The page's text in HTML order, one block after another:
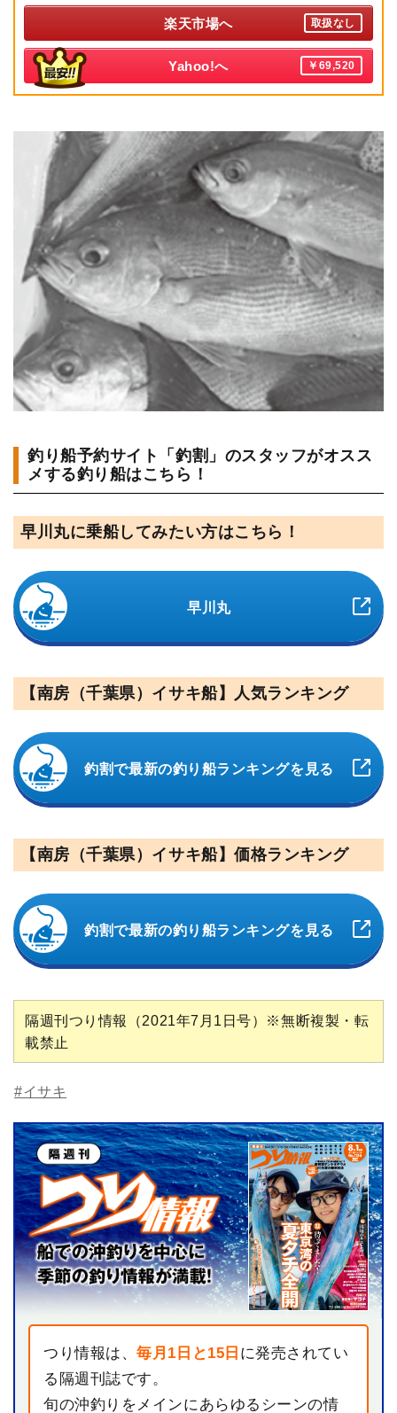
楽天市場へ 取扱なし
Yahoo!へ ￥69,520
釣り船予約サイト「釣割」のスタッフがオスス
メする釣り船はこちら！
早川丸に乗船してみたい方はこちら！
早川丸
【南房（千葉県）イサキ船】人気ランキング
釣割で最新の釣り船ランキングを見る
【南房（千葉県）イサキ船】価格ランキング
釣割で最新の釣り船ランキングを見る
隔週刊つり情報（2021年7月1日号）※無断複製・転
載禁止
#イサキ
つり情報は、毎月1日と15日 に発売されてい
る隔週刊誌です。
旬の沖釣りをメインにあらゆるシーンの情